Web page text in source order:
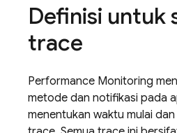
Definisi untuk
trace
Performance Monitoring
metode dan notifikasi pada
menentukan waktu mulai